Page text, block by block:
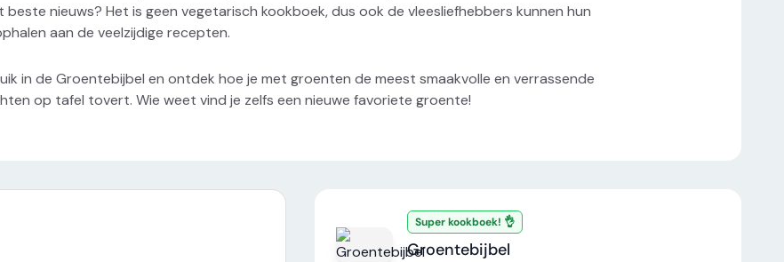
beste nieuws? Het is geen vegetarisch kookboek, dus ook de vleesliefhebbers kunnen hun
aan de veelzijdige recepten.
in de Groentebijbel en ontdek hoe je met groenten de meest smaakvolle en verrassende
op tafel tovert. Wie weet vind je zelfs een nieuwe favoriete groente!
Super kookboek! 👌
Groentebijbel